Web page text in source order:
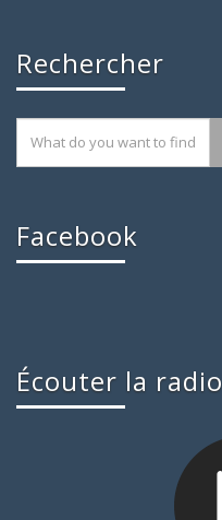
Rechercher
Facebook
Écouter la radio